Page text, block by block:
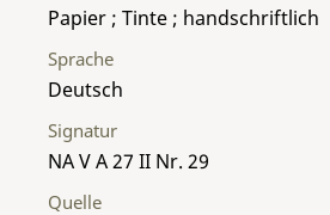
Papier ; Tinte ; handschriftlich
Sprache
Deutsch
Signatur
NA V A 27 II Nr. 29
Quelle